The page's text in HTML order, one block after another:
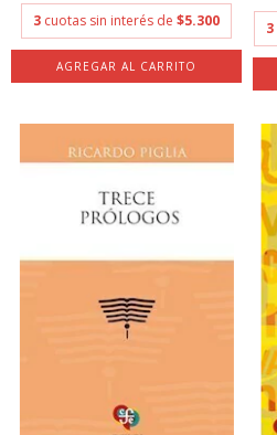
3 cuotas sin interés de $5.300 3